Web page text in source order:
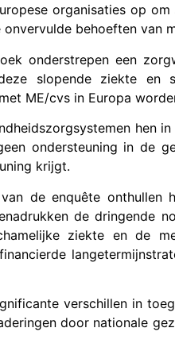
organisaties op
behoeften van
onderstrepen een
slopende ziekte en
ME/cvs in Europa
hen
ondersteuning in de
krijgt.
de enquête
de dringende
ziekte en de
verschillen in
door nationale